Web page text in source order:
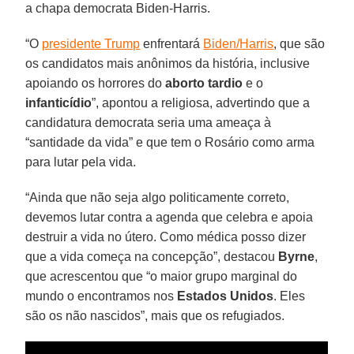
a chapa democrata Biden-Harris.
“O presidente Trump enfrentará Biden/Harris, que são
os candidatos mais anônimos da história, inclusive
apoiando os horrores doaborto tardio e o
infanticídio”, apontou a religiosa, advertindo que a
candidatura democrata seria uma ameaça à
“santidade da vida” e que tem o Rosário como arma
para lutar pela vida.
“Ainda que não seja algo politicamente correto,
devemos lutar contra a agenda que celebra e apoia
destruir a vida no útero. Como médica posso dizer
que a vida começa na concepção”, destacou Byrne,
que acrescentou que “o maior grupo marginal do
mundo o encontramos nos Estados Unidos. Eles
são os não nascidos”, mais que os refugiados.